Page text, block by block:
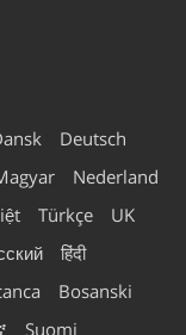
Deutsch
Nederland
Türkçe
UK
हिंदी
Bosanski
Suomi